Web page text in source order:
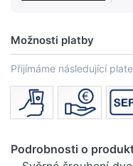
Možnosti platby
Přijímáme následující
Podrobnosti o